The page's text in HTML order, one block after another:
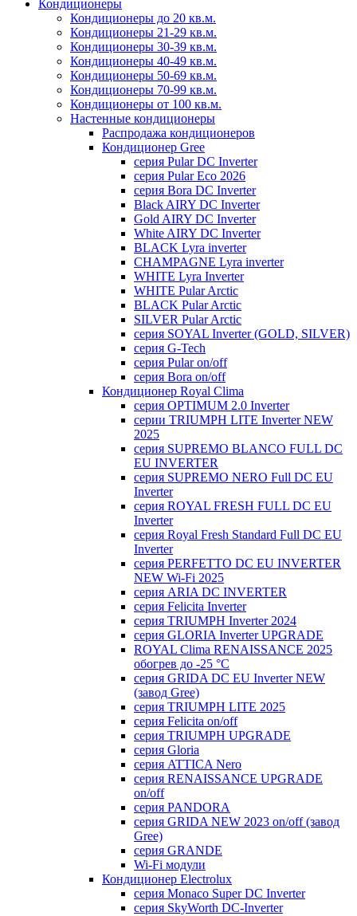
Кондиционеры
Кондиционеры до 20 кв.м.
Кондиционеры 21-29 кв.м.
Кондиционеры 30-39 кв.м.
Кондиционеры 40-49 кв.м.
Кондиционеры 50-69 кв.м.
Кондиционеры 70-99 кв.м.
Кондиционеры от 100 кв.м.
Настенные кондиционеры
Распродажа кондиционеров
Кондиционер Gree
серия Pular DC Inverter
серия Pular Eco 2026
серия Bora DC Inverter
Black AIRY DC Inverter
Gold AIRY DC Inverter
White AIRY DC Inverter
BLACK Lyra inverter
CHAMPAGNE Lyra inverter
WHITE Lyra Inverter
WHITE Pular Arctic
BLACK Pular Arctic
SILVER Pular Arctic
серия SOYAL Inverter (GOLD, SILVER)
серия G-Tech
серия Pular on/off
серия Bora on/off
Кондиционер Royal Clima
серия OPTIMUM 2.0 Inverter
серии TRIUMPH LITE Inverter NEW
2025
серия SUPREMO BLANCO FULL DC
EU INVERTER
серия SUPREMO NERO Full DC EU
Inverter
серия ROYAL FRESH FULL DC EU
Inverter
серия Royal Fresh Standard Full DC EU
Inverter
серия PERFETTO DC EU INVERTER
NEW Wi-Fi 2025
серия ARIA DC INVERTER
серия Felicita Inverter
серия TRIUMPH Inverter 2024
серия GLORIA Inverter UPGRADE
ROYAL Clima RENAISSANCE 2025
обогрев до -25 °С
серия GRIDA DC EU Inverter NEW
(завод Gree)
серия TRIUMPH LITE 2025
серия Felicita on/off
серия TRIUMPH UPGRADE
серия Gloria
серия ATTICA Nero
серия RENAISSANCE UPGRADE
on/off
серия PANDORA
серия GRIDA NEW 2023 on/off (завод
Gree)
серия GRANDE
Wi-Fi модули
Кондиционер Electrolux
серия Monaco Super DC Inverter
серия SkyWorth DC-Inverter